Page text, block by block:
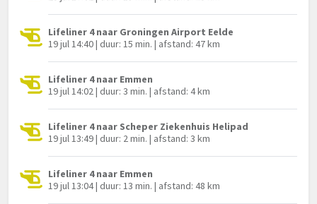
Lifeliner 4 naar Groningen Airport Eelde
19 jul 14:40 | duur: 15 min. | afstand: 47 km
Lifeliner 4 naar Emmen
19 jul 14:02 | duur: 3 min. | afstand: 4 km
Lifeliner 4 naar Scheper Ziekenhuis Helipad
19 jul 13:49 | duur: 2 min. | afstand: 3 km
Lifeliner 4 naar Emmen
19 jul 13:04 | duur: 13 min. | afstand: 48 km